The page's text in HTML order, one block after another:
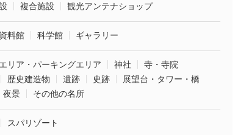
複合施設 観光アンテナショップ
料館 科学館 ギャラリー
リア・パーキングエリア 神社
寺・寺院
歴史建造物 遺跡 史跡
展望台・タワー・橋
夜景 その他の名所
スパリゾート